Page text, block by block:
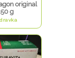
original
g